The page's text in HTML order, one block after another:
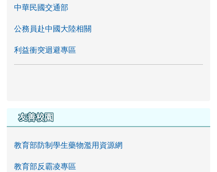
中華民國交通部
公務員赴中國大陸相關
利益衝突迴避專區
友善校園
教育部防制學生藥物濫用資源網
教育部反霸凌專區